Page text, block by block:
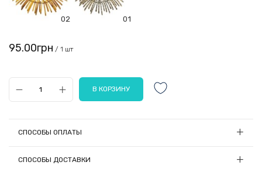
02 01
95.00грн / 1 шт
СПОСОБЫ ОПЛАТЫ
1) Онлайн оплата
СПОСОБЫ ДОСТАВКИ